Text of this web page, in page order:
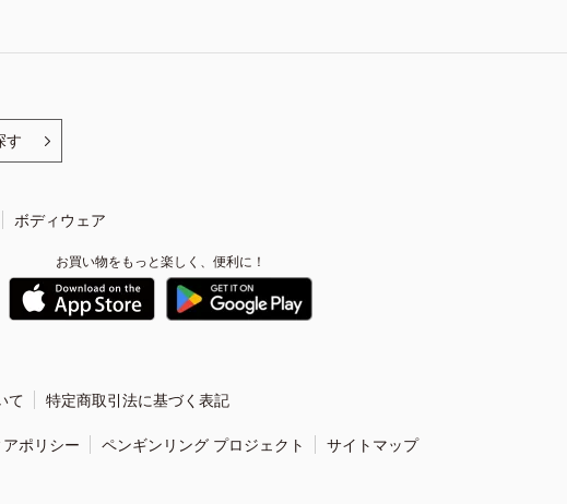
す
ボディウェア
お買い物をもっと楽しく、便利に！
て 特定商取引法に基づく表記
ポリシー ペンギンリング プロジェクト サイトマップ